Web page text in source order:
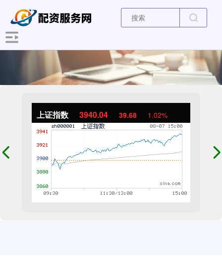
上证指数 3940.04 39.68 1.02%